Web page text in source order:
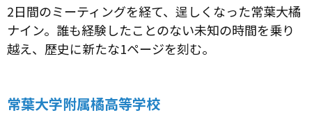
2日間のミーティングを経て、逞しくなった常葉大橘
ナイン。誰も経験したことのない未知の時間を乗り
越え、歴史に新たな1ページを刻む。
常葉大学附属橘高等学校